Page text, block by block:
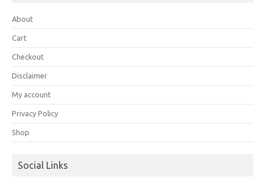
About
Cart
Checkout
Disclaimer
My account
Privacy Policy
Shop
Social Links